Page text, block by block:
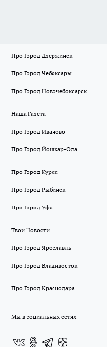
Про Город Дзержинск
Про Город Чебоксары
Про Город Новочебоксарск
Наша Газета
Про Город Иваново
Про Город Йошкар-Ола
Про Город Курск
Про Город Рыбинск
Про Город Уфа
Твои Новости
Про Город Ярославль
Про Город Владивосток
Про Город Краснодара
Мы в социальных сетях